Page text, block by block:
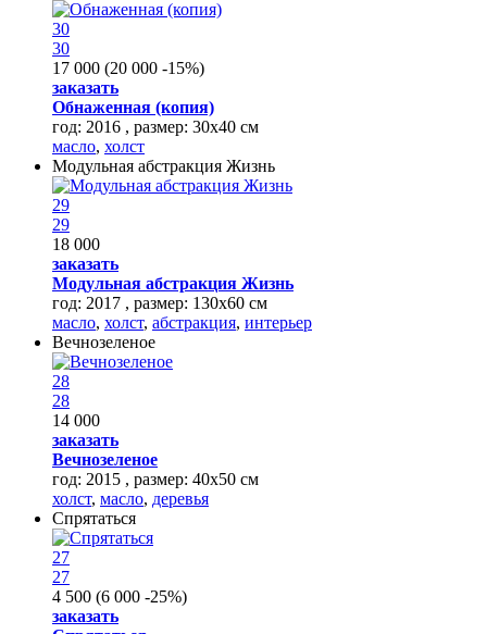
30
30
17 000 (20 000 -15%)
заказать
Обнаженная (копия)
год: 2016 , размер: 30х40 см
масло, холст
Модульная абстракция Жизнь
29
29
18 000
заказать
Модульная абстракция Жизнь
год: 2017 , размер: 130х60 см
масло, холст, абстракция, интерьер
Вечнозеленое
28
28
14 000
заказать
Вечнозеленое
год: 2015 , размер: 40х50 см
холст, масло, деревья
Спрятаться
27
27
4 500 (6 000 -25%)
заказать